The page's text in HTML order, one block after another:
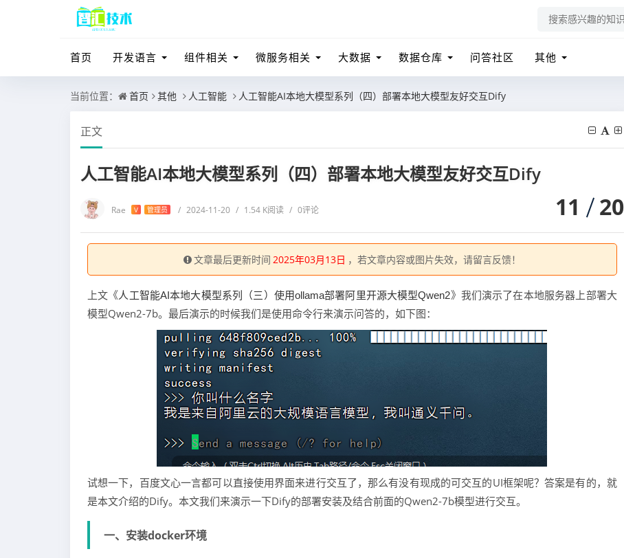
首页 开发语言 组件相关 微服务相关 大数据 数据仓库 问答社区 其他
当前位置： 首页 其他 人工智能 人工智能AI本地大模型系列（四）部署本地大模型友好交互Dify
正文
人工智能AI本地大模型系列（四）部署本地大模型友好交互Dify
Rae V 管理员 / 2024-11-20 / 1.54 K阅读 / 0评论 11 20
文章最后更新时间 2025年03月13日 ，若文章内容或图片失效，请留言反馈！
上文《人工智能AI本地大模型系列（三）使用ollama部署阿里开源大模型Qwen2》我们演示了在本地服务器上部署大
模型Qwen2-7b。最后演示的时候我们是使用命令行来演示问答的，如下图：
试想一下，百度文心一言都可以直接使用界面来进行交互了，那么有没有现成的可交互的UI框架呢？答案是有的，就
是本文介绍的Dify。本文我们来演示一下Dify的部署安装及结合前面的Qwen2-7b模型进行交互。
一、安装docker环境